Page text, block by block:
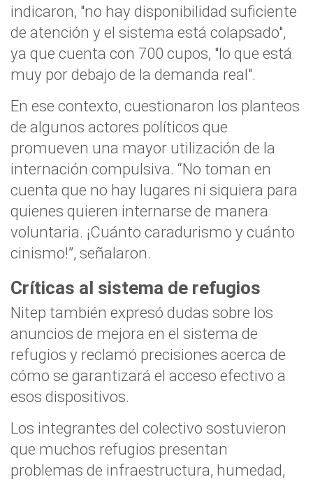
indicaron, "no hay disponibilidad suficiente
de atención y el sistema está colapsado",
ya que cuenta con 700 cupos, "lo que está
muy por debajo de la demanda real".
En ese contexto, cuestionaron los planteos
de algunos actores políticos que
promueven una mayor utilización de la
internación compulsiva. “No toman en
cuenta que no hay lugares ni siquiera para
quienes quieren internarse de manera
voluntaria. ¡Cuánto caradurismo y cuánto
cinismo!”, señalaron.
Críticas al sistema de refugios
Nitep también expresó dudas sobre los
anuncios de mejora en el sistema de
refugios y reclamó precisiones acerca de
cómo se garantizará el acceso efectivo a
esos dispositivos.
Los integrantes del colectivo sostuvieron
que muchos refugios presentan
problemas de infraestructura, humedad,